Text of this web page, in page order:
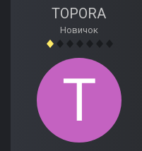
TOPORA
Новичок